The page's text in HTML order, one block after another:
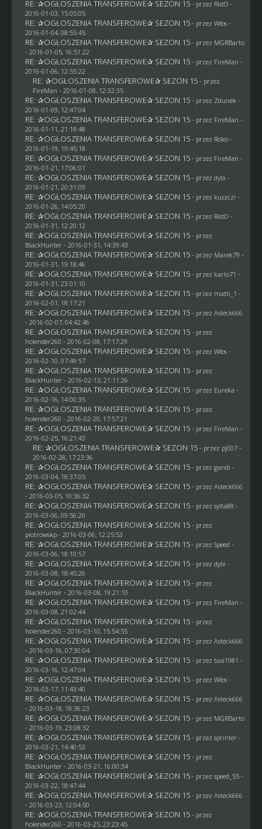
RE: ✰OGŁOSZENIA TRANSFEROWE✰ SEZON 15 - przez RistO-
2016-01-03, 15:05:05
RE: ✰OGŁOSZENIA TRANSFEROWE✰ SEZON 15 - przez Włos-
2016-01-04, 08:55:45
RE: ✰OGŁOSZENIA TRANSFEROWE✰ SEZON 15 - przez MGRBarto
- 2016-01-05, 16:51:22
RE: ✰OGŁOSZENIA TRANSFEROWE✰ SEZON 15 - przez FireMan -
2016-01-06, 12:55:22
RE: ✰OGŁOSZENIA TRANSFEROWE✰ SEZON 15 - przez
FireMan - 2016-01-08, 12:32:35
RE: ✰OGŁOSZENIA TRANSFEROWE✰ SEZON 15 - przez Zdunek -
2016-01-09, 12:47:04
RE: ✰OGŁOSZENIA TRANSFEROWE✰ SEZON 15 - przez FireMan -
2016-01-11, 21:18:48
RE: ✰OGŁOSZENIA TRANSFEROWE✰ SEZON 15 - przez Roko-
2016-01-19, 19:45:18
RE: ✰OGŁOSZENIA TRANSFEROWE✰ SEZON 15 - przez FireMan -
2016-01-21, 17:06:01
RE: ✰OGŁOSZENIA TRANSFEROWE✰ SEZON 15 - przez dybi -
2016-01-21, 20:31:09
RE: ✰OGŁOSZENIA TRANSFEROWE✰ SEZON 15 - przez kuszczi -
2016-01-26, 14:05:20
RE: ✰OGŁOSZENIA TRANSFEROWE✰ SEZON 15 - przez RistO-
2016-01-31, 12:20:12
RE: ✰OGŁOSZENIA TRANSFEROWE✰ SEZON 15 - przez
BlackHunter- 2016-01-31, 14:39:43
RE: ✰OGŁOSZENIA TRANSFEROWE✰ SEZON 15 - przez Marek79 -
2016-01-31, 19:18:46
RE: ✰OGŁOSZENIA TRANSFEROWE✰ SEZON 15 - przez karlo71 -
2016-01-31, 23:01:10
RE: ✰OGŁOSZENIA TRANSFEROWE✰ SEZON 15 - przez matti_1 -
2016-02-01, 18:17:21
RE: ✰OGŁOSZENIA TRANSFEROWE✰ SEZON 15 - przez Asteck666
- 2016-02-07, 04:42:46
RE: ✰OGŁOSZENIA TRANSFEROWE✰ SEZON 15 - przez
holender260 - 2016-02-08, 17:17:29
RE: ✰OGŁOSZENIA TRANSFEROWE✰ SEZON 15 - przez Włos-
2016-02-10, 07:49:57
RE: ✰OGŁOSZENIA TRANSFEROWE✰ SEZON 15 - przez
BlackHunter- 2016-02-13, 21:11:26
RE: ✰OGŁOSZENIA TRANSFEROWE✰ SEZON 15 - przez Eureka -
2016-02-16, 14:00:35
RE: ✰OGŁOSZENIA TRANSFEROWE✰ SEZON 15 - przez
holender260 - 2016-02-20, 17:57:21
RE: ✰OGŁOSZENIA TRANSFEROWE✰ SEZON 15 - przez FireMan -
2016-02-25, 16:21:43
RE: ✰OGŁOSZENIA TRANSFEROWE✰ SEZON 15 - przez pj007-
2016-02-28, 17:23:36
RE: ✰OGŁOSZENIA TRANSFEROWE✰ SEZON 15 - przez gandi -
2016-03-04, 18:37:05
RE: ✰OGŁOSZENIA TRANSFEROWE✰ SEZON 15 - przez Asteck666
- 2016-03-05, 10:36:32
RE: ✰OGŁOSZENIA TRANSFEROWE✰ SEZON 15 - przez sylta88 -
2016-03-06, 09:56:20
RE: ✰OGŁOSZENIA TRANSFEROWE✰ SEZON 15 - przez
piotrowskp- 2016-03-06, 12:25:53
RE: ✰OGŁOSZENIA TRANSFEROWE✰ SEZON 15 - przez Speed -
2016-03-06, 18:10:57
RE: ✰OGŁOSZENIA TRANSFEROWE✰ SEZON 15 - przez dybi -
2016-03-08, 18:45:26
RE: ✰OGŁOSZENIA TRANSFEROWE✰ SEZON 15 - przez
BlackHunter- 2016-03-08, 19:21:10
RE: ✰OGŁOSZENIA TRANSFEROWE✰ SEZON 15 - przez FireMan -
2016-03-08, 21:02:44
RE: ✰OGŁOSZENIA TRANSFEROWE✰ SEZON 15 - przez
holender260 - 2016-03-10, 15:54:55
RE: ✰OGŁOSZENIA TRANSFEROWE✰ SEZON 15 - przez Asteck666
- 2016-03-16, 07:30:04
RE: ✰OGŁOSZENIA TRANSFEROWE✰ SEZON 15 - przez taxi1981 -
2016-03-16, 12:47:04
RE: ✰OGŁOSZENIA TRANSFEROWE✰ SEZON 15 - przez Włos-
2016-03-17, 11:43:40
RE: ✰OGŁOSZENIA TRANSFEROWE✰ SEZON 15 - przez Asteck666
- 2016-03-18, 18:36:23
RE: ✰OGŁOSZENIA TRANSFEROWE✰ SEZON 15 - przez MGRBarto
- 2016-03-19, 23:08:32
RE: ✰OGŁOSZENIA TRANSFEROWE✰ SEZON 15 - przez sprinter -
2016-03-21, 14:40:53
RE: ✰OGŁOSZENIA TRANSFEROWE✰ SEZON 15 - przez
BlackHunter- 2016-03-21, 16:00:34
RE: ✰OGŁOSZENIA TRANSFEROWE✰ SEZON 15 - przez speed_55 -
2016-03-22, 18:47:44
RE: ✰OGŁOSZENIA TRANSFEROWE✰ SEZON 15 - przez Asteck666
- 2016-03-23, 12:04:50
RE: ✰OGŁOSZENIA TRANSFEROWE✰ SEZON 15 - przez
holender260 - 2016-03-25, 23:23:45